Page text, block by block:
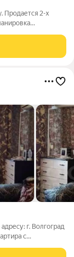
Продается 2-х
и санузел
г. Волгоград
с